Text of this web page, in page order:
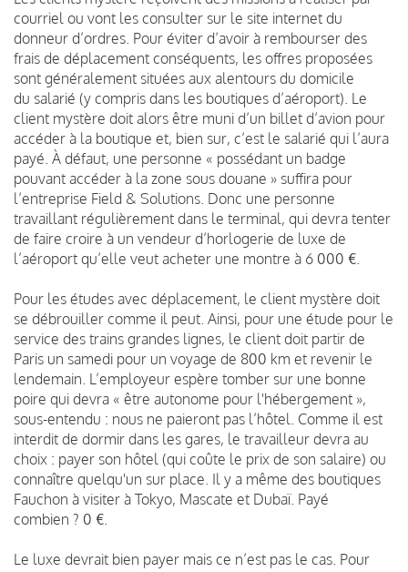
courriel ou vont les consulter sur le site internet du
donneur d’ordres. Pour éviter d’avoir à rembourser des
frais de déplacement conséquents, les offres proposées
sont généralement situées aux alentours du domicile
du salarié (y compris dans les boutiques d’aéroport). Le
client mystère doit alors être muni d’un billet d’avion pour
accéder à la boutique et, bien sur, c’est le salarié qui l’aura
payé. À défaut, une personne « possédant un badge
pouvant accéder à la zone sous douane » suffira pour
l’entreprise Field & Solutions. Donc une personne
travaillant régulièrement dans le terminal, qui devra tenter
de faire croire à un vendeur d’horlogerie de luxe de
l’aéroport qu’elle veut acheter une montre à 6 000 €.
Pour les études avec déplacement, le client mystère doit
se débrouiller comme il peut. Ainsi, pour une étude pour le
service des trains grandes lignes, le client doit partir de
Paris un samedi pour un voyage de 800 km et revenir le
lendemain. L’employeur espère tomber sur une bonne
poire qui devra « être autonome pour l'hébergement »,
sous-entendu : nous ne paieront pas l’hôtel. Comme il est
interdit de dormir dans les gares, le travailleur devra au
choix : payer son hôtel (qui coûte le prix de son salaire) ou
connaître quelqu'un sur place. Il y a même des boutiques
Fauchon à visiter à Tokyo, Mascate et Dubaï. Payé
combien ? 0 €.
Le luxe devrait bien payer mais ce n’est pas le cas. Pour